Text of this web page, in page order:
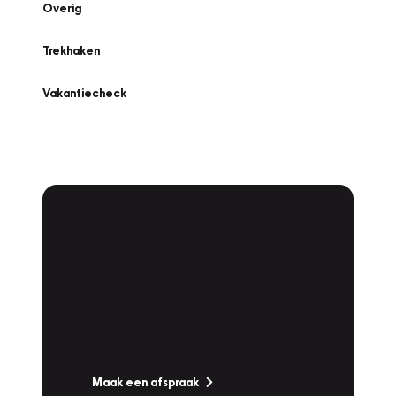
Overig
Trekhaken
Vakantiecheck
Maak een afspraak